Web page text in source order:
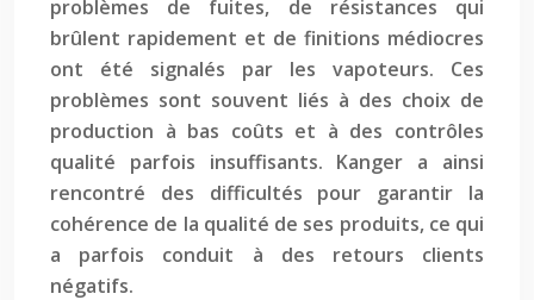
problèmes de fuites, de résistances qui
brûlent rapidement et de finitions médiocres
ont été signalés par les vapoteurs. Ces
problèmes sont souvent liés à des choix de
production à bas coûts et à des contrôles
qualité parfois insuffisants. Kanger a ainsi
rencontré des difficultés pour garantir la
cohérence de la qualité de ses produits, ce qui
a parfois conduit à des retours clients
négatifs.